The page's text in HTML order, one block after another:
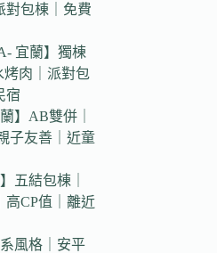
對包棟｜免費
宜蘭】獨棟
烤肉｜派對包
宿
】AB雙併｜
子友善｜近童
五結包棟｜
高CP值｜離近
風格｜安平